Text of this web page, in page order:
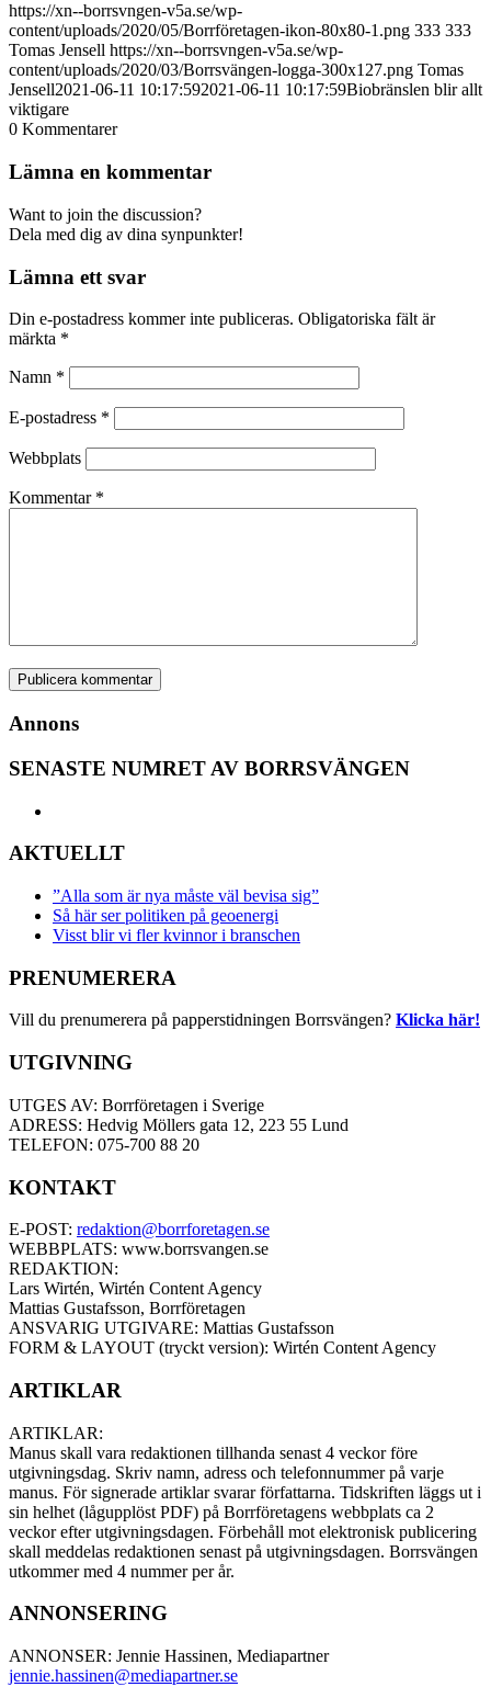
https://xn--borrsvngen-v5a.se/wp-
content/uploads/2020/05/Borrföretagen-ikon-80x80-1.png 333 333
Tomas Jensell https://xn--borrsvngen-v5a.se/wp-
content/uploads/2020/03/Borrsvängen-logga-300x127.png Tomas
Jensell2021-06-11 10:17:592021-06-11 10:17:59Biobränslen blir allt
viktigare
0 Kommentarer
Lämna en kommentar
Want to join the discussion?
Dela med dig av dina synpunkter!
Lämna ett svar
Din e-postadress kommer inte publiceras. Obligatoriska fält är
märkta *
Namn *
E-postadress *
Webbplats
Kommentar *
Annons
SENASTE NUMRET AV BORRSVÄNGEN
AKTUELLT
”Alla som är nya måste väl bevisa sig”
Så här ser politiken på geoenergi
Visst blir vi fler kvinnor i branschen
PRENUMERERA
Vill du prenumerera på papperstidningen Borrsvängen? Klicka här!
UTGIVNING
UTGES AV: Borrföretagen i Sverige
ADRESS: Hedvig Möllers gata 12, 223 55 Lund
TELEFON: 075-700 88 20
KONTAKT
E-POST: redaktion@borrforetagen.se
WEBBPLATS: www.borrsvangen.se
REDAKTION:
Lars Wirtén, Wirtén Content Agency
Mattias Gustafsson, Borrföretagen
ANSVARIG UTGIVARE: Mattias Gustafsson
FORM & LAYOUT (tryckt version): Wirtén Content Agency
ARTIKLAR
ARTIKLAR:
Manus skall vara redaktionen tillhanda senast 4 veckor före
utgivningsdag. Skriv namn, adress och telefonnummer på varje
manus. För signerade artiklar svarar författarna. Tidskriften läggs ut i
sin helhet (lågupplöst PDF) på Borrföretagens webbplats ca 2
veckor efter utgivningsdagen. Förbehåll mot elektronisk publicering
skall meddelas redaktionen senast på utgivningsdagen. Borrsvängen
utkommer med 4 nummer per år.
ANNONSERING
ANNONSER: Jennie Hassinen, Mediapartner
jennie.hassinen@mediapartner.se